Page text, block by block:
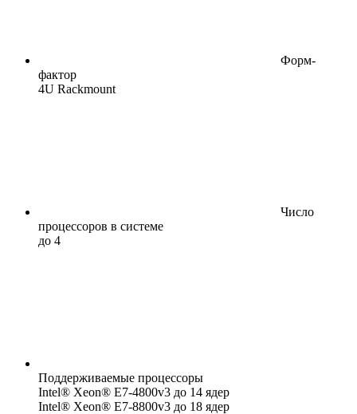
Форм-
фактор
4U Rackmount
Число
процессоров в системе
до 4
Поддерживаемые процессоры
Intel® Xeon® E7-4800v3 до 14 ядер
Intel® Xeon® E7-8800v3 до 18 ядер